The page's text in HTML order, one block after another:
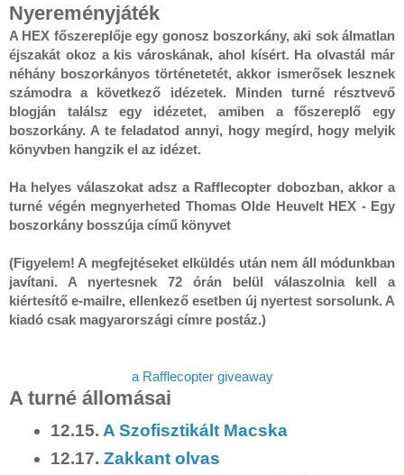
Nyereményjáték
A HEX főszereplője egy gonosz boszorkány, aki sok álmatlan
éjszakát okoz a kis városkának, ahol kísért. Ha olvastál már
néhány boszorkányos történetetét, akkor ismerősek lesznek
számodra a következő idézetek. Minden turné résztvevő
blogján találsz egy idézetet, amiben a főszereplő egy
boszorkány. A te feladatod annyi, hogy megírd, hogy melyik
könyvben hangzik el az idézet.
Ha helyes válaszokat adsz a Rafflecopter dobozban, akkor a
turné végén megnyerheted Thomas Olde Heuvelt HEX - Egy
boszorkány bosszúja című könyvet
(Figyelem! A megfejtéseket elküldés után nem áll módunkban
javítani. A nyertesnek 72 órán belül válaszolnia kell a
kiértesítő e-mailre, ellenkező esetben új nyertest sorsolunk. A
kiadó csak magyarországi címre postáz.)
a Rafflecopter giveaway
A turné állomásai
12.15. A Szofisztikált Macska
12.17.Zakkant olvas